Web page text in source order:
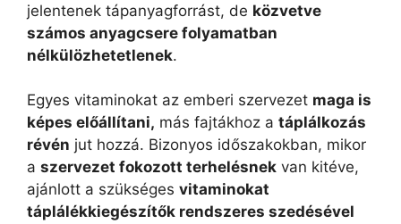
jelentenek tápanyagforrást, de közvetve
számos anyagcsere folyamatban
nélkülözhetetlenek.
Egyes vitaminokat az emberi szervezet maga is
képes előállítani, más fajtákhoz a táplálkozás
révén jut hozzá. Bizonyos időszakokban, mikor
a szervezet fokozott terhelésnek van kitéve,
ajánlott a szükséges vitaminokat
táplálékkiegészítők rendszeres szedésével